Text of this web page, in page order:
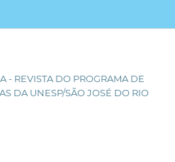
- REVISTA DO PROGRAMA DE
DA UNESP/SÃO JOSÉ DO RIO